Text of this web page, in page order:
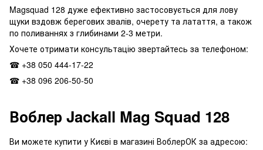
Magsquad 128 дуже ефективно застосовується для лову
щуки вздовж берегових звалів, очерету та латаття, а також
по поливаннях з глибинами 2-3 метри.
Хочете отримати консультацію звертайтесь за телефоном:
☎ +38 050 444-17-22
☎ +38 096 206-50-50
Воблер Jackall Mag Squad 128
Ви можете купити у Києві в магазині ВоблерОК за адресою: